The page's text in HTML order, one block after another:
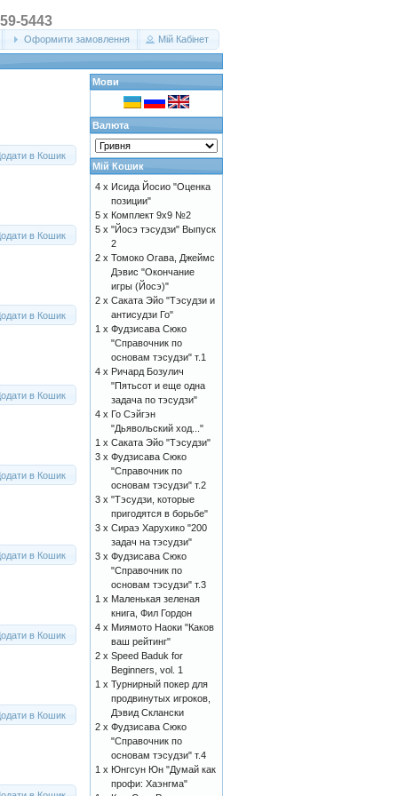
5443
Оформити замовлення Мій Кабінет
в Кошик
в Кошик
в Кошик
в Кошик
в Кошик
в Кошик
в Кошик
в Кошик
Мови
Валюта
Мій Кошик
4 x Исида Йосио "Оценка
позиции"
5 x Комплект 9х9 №2
5 x "Йосэ тэсудзи" Выпуск
2
2 x Томоко Огава, Джеймс
Дэвис "Окончание
игры (Йосэ)"
2 x Саката Эйо "Тэсудзи и
антисудзи Го"
1 x Фудзисава Сюко
"Справочник по
основам тэсудзи" т.1
4 x Ричард Бозулич
"Пятьсот и еще одна
задача по тэсудзи"
4 x Го Сэйгэн
"Дьявольский ход..."
1 x Саката Эйо "Тэсудзи"
3 x Фудзисава Сюко
"Справочник по
основам тэсудзи" т.2
3 x "Тэсудзи, которые
пригодятся в борьбе"
3 x Сираэ Харухико "200
задач на тэсудзи"
3 x Фудзисава Сюко
"Справочник по
основам тэсудзи" т.3
1 x Маленькая зеленая
книга, Фил Гордон
4 x Миямото Наоки "Каков
ваш рейтинг"
2 x Speed Baduk for
Beginners, vol. 1
1 x Турнирный покер для
продвинутых игроков,
Дэвид Склански
2 x Фудзисава Сюко
"Справочник по
основам тэсудзи" т.4
1 x Юнгсун Юн "Думай как
профи: Хаэнгма"